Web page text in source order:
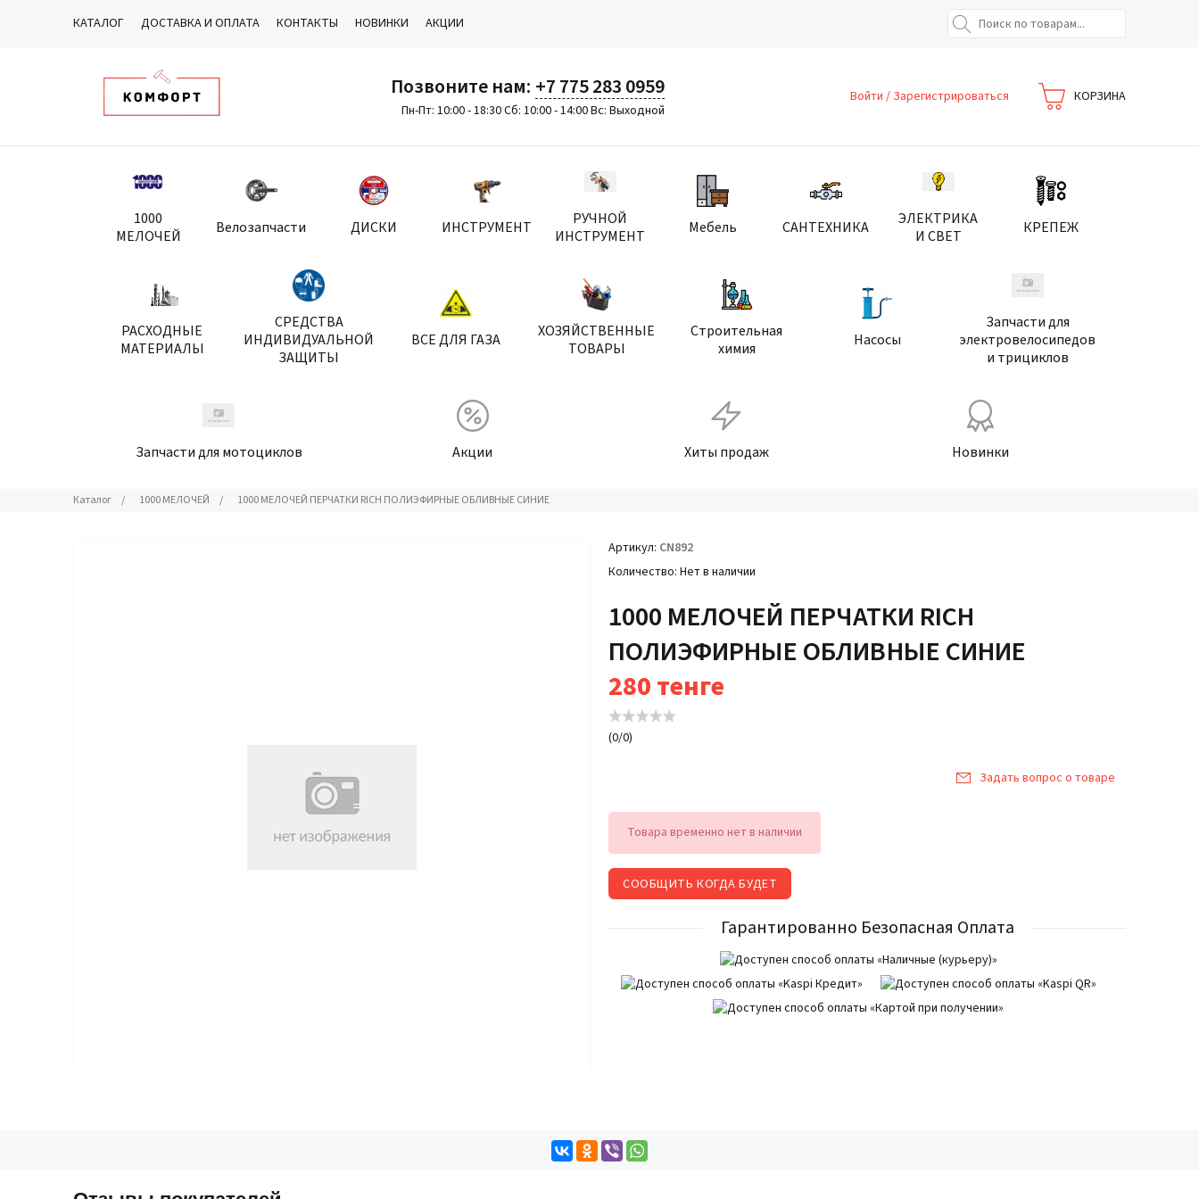
КАТАЛОГ ДОСТАВКА И ОПЛАТА КОНТАКТЫ НОВИНКИ АКЦИИ
Позвоните нам: +7 775 283 0959
Пн-Пт: 10:00 - 18:30 Сб: 10:00 - 14:00 Вс: Выходной
Войти / Зарегистрироваться КОРЗИНА
1000
МЕЛОЧЕЙ
Велозапчасти ДИСКИ ИНСТРУМЕНТ
РУЧНОЙ
ИНСТРУМЕНТ
Мебель САНТЕХНИКА
ЭЛЕКТРИКА
И СВЕТ
КРЕПЕЖ
РАСХОДНЫЕ
МАТЕРИАЛЫ
СРЕДСТВА
ИНДИВИДУАЛЬНОЙ
ЗАЩИТЫ
ВСЕ ДЛЯ ГАЗА
ХОЗЯЙСТВЕННЫЕ
ТОВАРЫ
Строительная
химия
Насосы
Запчасти для
электровелосипедов
и трициклов
Запчасти для мотоциклов Акции Хиты продаж Новинки
Каталог / 1000 МЕЛОЧЕЙ / 1000 МЕЛОЧЕЙ ПЕРЧАТКИ RICH ПОЛИЭФИРНЫЕ ОБЛИВНЫЕ СИНИЕ
Артикул CN892
Количество Нет в наличии
1000 МЕЛОЧЕЙ ПЕРЧАТКИ RICH
ПОЛИЭФИРНЫЕ ОБЛИВНЫЕ СИНИЕ
280тенге
(0/0)
Задать вопрос о товаре
Товара временно нет в наличии
СООБЩИТЬ КОГДА БУДЕТ
Гарантированно Безопасная Оплата